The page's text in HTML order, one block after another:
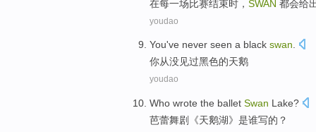
在每一场比赛结束时 ， SWAN 都会给
youdao
You've never seen a black swan.
你从没见过黑色的天鹅
youdao
Who wrote the ballet Swan Lake?
芭蕾舞剧
《天鹅湖》 是谁写的 ？